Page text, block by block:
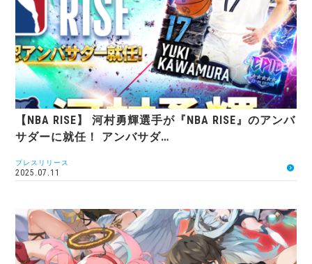
【NBA RISE】 河村勇輝選手が『NBA RISE』のアンバ
サダーに就任！ アンバサダ…
プレスリリース
2025.07.11